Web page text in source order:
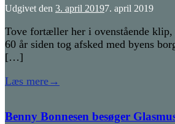
Udgivet den 3. april 20197. april 2019
Tove fortæller her i ovenstående
60 år siden tog afsked med byens
[…]
Læs mere→
Benny Bonnesen besøger